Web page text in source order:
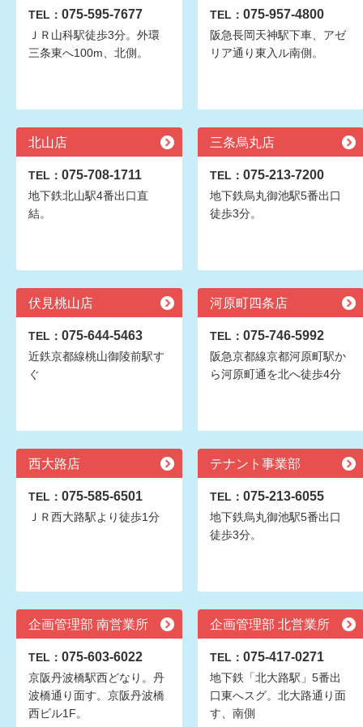
TEL： 075-595-7677
ＪＲ山科駅徒歩3分。外環
三条東へ100m、北側。
TEL： 075-957-4800
阪急長岡天神駅下車、アゼ
リア通り東入ル南側。
北山店
TEL： 075-708-1711
地下鉄北山駅4番出口直
結。
三条烏丸店
TEL： 075-213-7200
地下鉄烏丸御池駅5番出口
徒歩3分。
伏見桃山店
TEL： 075-644-5463
近鉄京都線桃山御陵前駅す
ぐ
河原町四条店
TEL： 075-746-5992
阪急京都線京都河原町駅か
ら河原町通を北へ徒歩4分
西大路店
TEL： 075-585-6501
ＪＲ西大路駅より徒歩1分
テナント事業部
TEL： 075-213-6055
地下鉄烏丸御池駅5番出口
徒歩3分。
企画管理部 南営業所
TEL： 075-603-6022
京阪丹波橋駅西どなり。丹
波橋通り面す。京阪丹波橋
西ビル1F。
企画管理部 北営業所
TEL： 075-417-0271
地下鉄「北大路駅」5番出
口東へスグ。北大路通り面
す、南側